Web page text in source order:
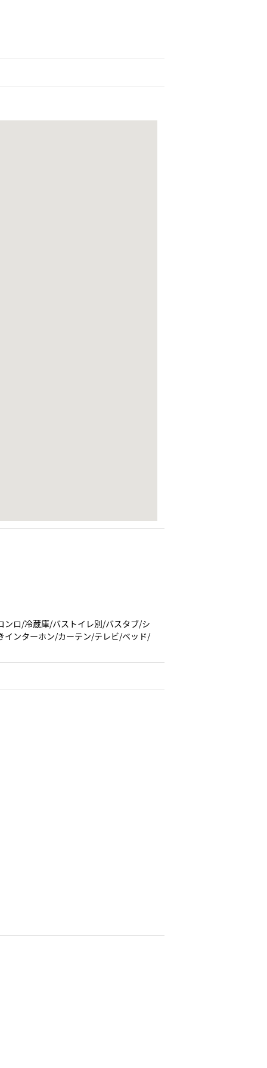
ロ/冷蔵庫/バストイレ別/バスタブ/シ
ンターホン/カーテン/テレビ/ベッド/